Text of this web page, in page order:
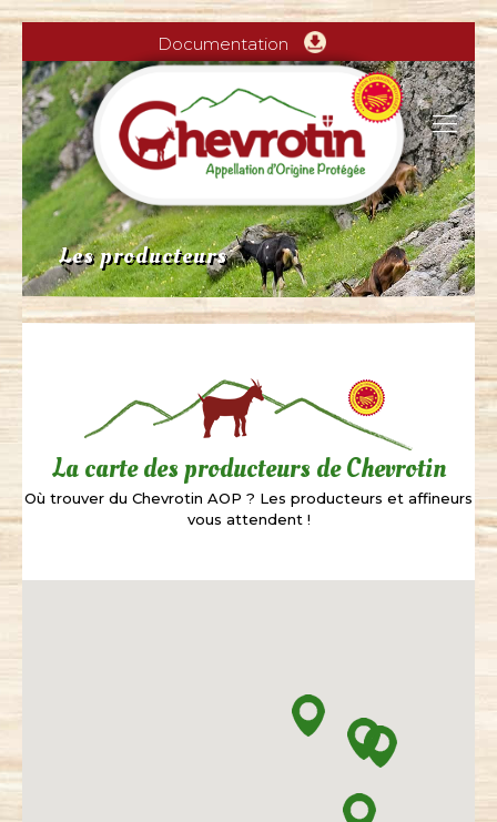
Documentation
Les producteurs
La carte des producteurs de Chevrotin
Où trouver du Chevrotin AOP ? Les producteurs et affineurs
vous attendent !